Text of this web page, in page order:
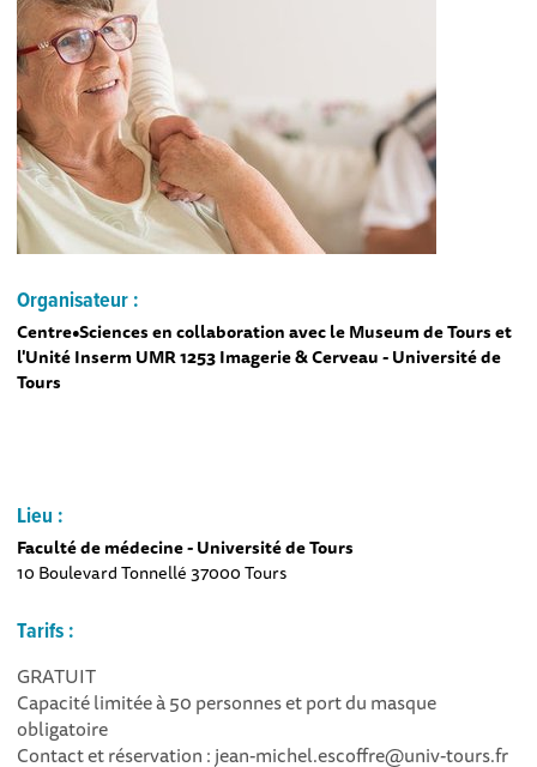
Organisateur :
Centre•Sciences en collaboration avec le Museum de Tours et
l'Unité Inserm UMR 1253 Imagerie & Cerveau - Université de
Tours
Lieu :
Faculté de médecine - Université de Tours
10 Boulevard Tonnellé 37000 Tours
Tarifs :
GRATUIT
Capacité limitée à 50 personnes et port du masque
obligatoire
Contact et réservation : jean-michel.escoffre@univ-tours.fr